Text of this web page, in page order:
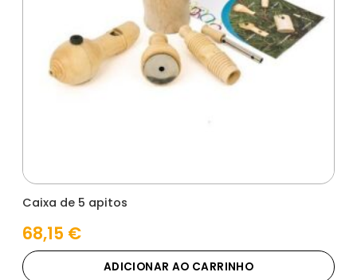
Caixa de 5 apitos
68,15 €
ADICIONAR AO CARRINHO